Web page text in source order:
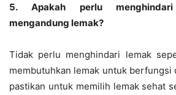
5. Apakah perlu
mengandung lemak?
Tidak perlu menghindari lemak
membutuhkan lemak untuk berfungsi
pastikan untuk memilih lemak sehat